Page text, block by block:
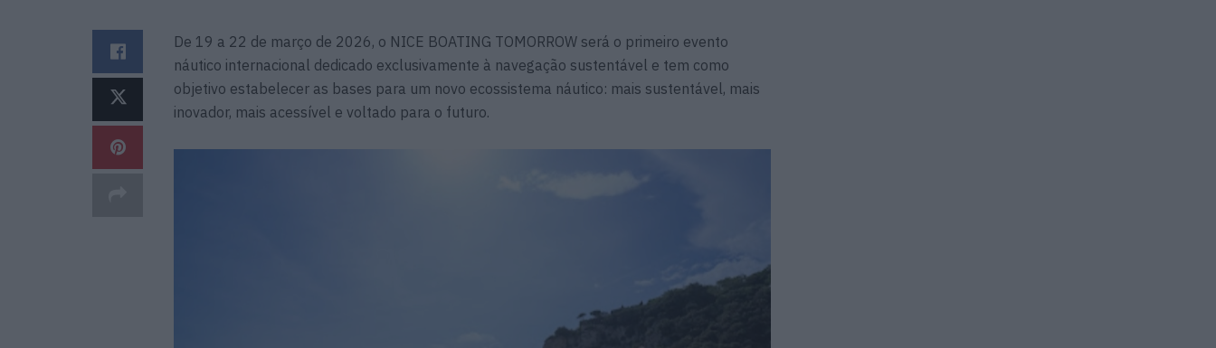
De 19 a 22 de março de 2026, o NICE BOATING TOMORROW será o primeiro evento
náutico internacional dedicado exclusivamente à navegação sustentável e tem como
objetivo estabelecer as bases para um novo ecossistema náutico: mais sustentável, mais
inovador, mais acessível e voltado para o futuro.